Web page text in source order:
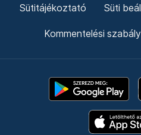
Sütitájékoztató Süti
Kommentelési